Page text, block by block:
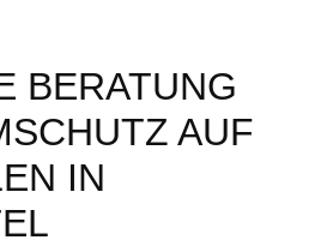
BERATUNG
AUF
IN